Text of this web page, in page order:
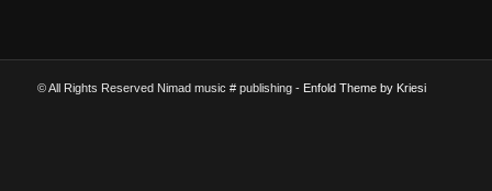
© All Rights Reserved Nimad music # publishing - Enfold Theme by Kriesi